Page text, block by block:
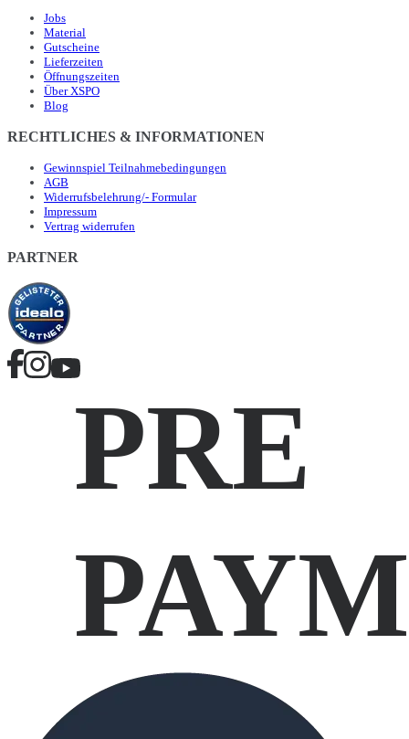
Jobs
Material
Gutscheine
Lieferzeiten
Öffnungszeiten
Über XSPO
Blog
RECHTLICHES & INFORMATIONEN
Gewinnspiel Teilnahmebedingungen
AGB
Widerrufsbelehrung/- Formular
Impressum
Vertrag widerrufen
PARTNER